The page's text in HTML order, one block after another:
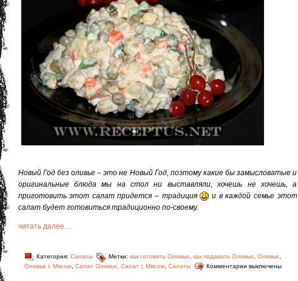
Новый Год без оливье – это не Новый Год, поэтому какие бы замысловатые и
оригинальные блюда мы на стол ни выставляли, хочешь не хочешь, а
приготовить этот салат придется – традиция
и в каждой семье этот
салат будет готовиться традиционно по-своему.
читать далее…
Категория: Салаты Метки: как готовить Оливье как подавать Оливье Оливье
Оливье с Мясом, Салат Оливье Салат с Мясом, Салаты Комментарии выключены